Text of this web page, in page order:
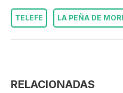
TELEFE LA PEÑA DE
RELACIONADAS